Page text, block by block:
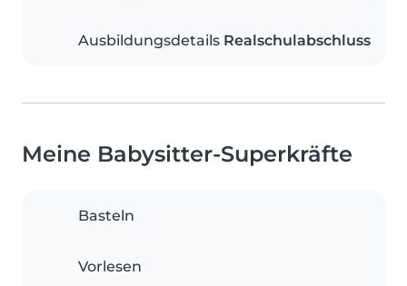
Ausbildungsdetails Realschulabschluss
Meine Babysitter-Superkräfte
Basteln
Vorlesen